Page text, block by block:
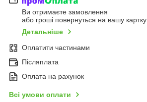
Ви отримаєте замовлення
або гроші повернуться на вашу картку
Детальніше
Оплатити частинами
Післяплата
Оплата на рахунок
Всі умови оплати